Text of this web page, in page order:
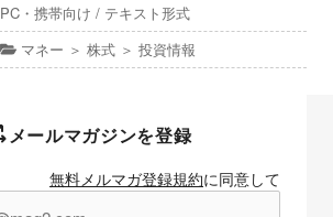
PC・携帯向け / テキスト形式
マネー ＞ 株式 ＞ 投資情報
メールマガジンを登録
無料メルマガ登録規約に同意して